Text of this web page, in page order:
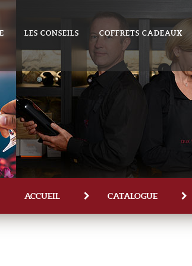
LES CONSEILS COFFRETS CADEAUX
ACCUEIL CATALOGUE